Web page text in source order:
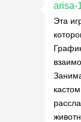
arisa-
Эта